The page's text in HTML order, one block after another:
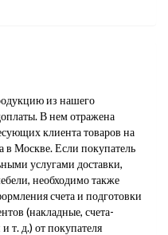
из нашего
В нем отражена
клиента товаров на
в Москве. Если покупатель
услугами доставки,
необходимо также
счета и подготовки
(накладные, счета-
т. д.) от покупателя